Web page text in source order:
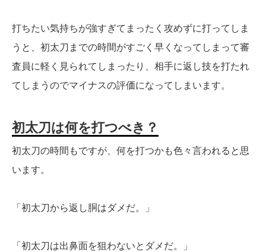
打ちたい気持ちが強すぎてまったく攻めずに打ってしま
うと、初太刀までの時間がすごく早くなってしまって審
査員に軽く見られてしまったり、相手に返し技を打たれ
てしまうのでマイナスの評価になってしまいます。
初太刀は何を打つべき？
初太刀の時間もですが、何を打つかも色々言われると思
います。
「初太刀から返し胴はダメだ。」
「初太刀は出鼻面を狙わないとダメだ。」